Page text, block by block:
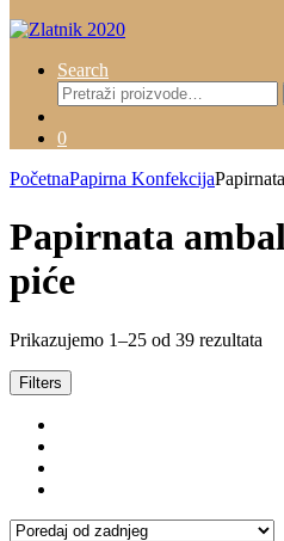
Search
Pretraži:
0
PočetnaPapirna Konfekcija
Papirnata
piće
Prikazujemo 1–25 od 39 rezultata
Filters